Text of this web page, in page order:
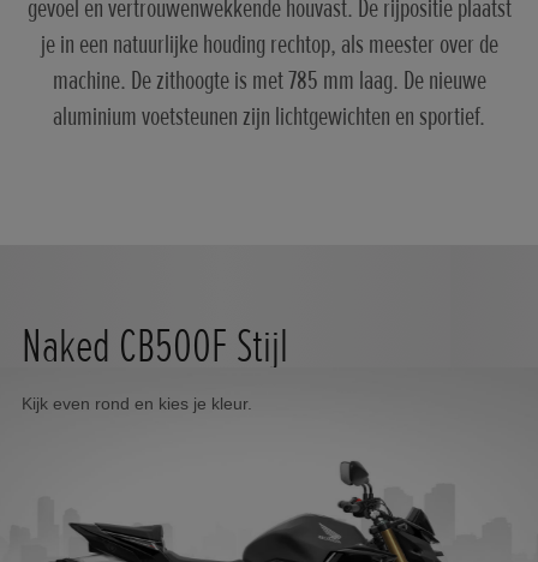
gevoel en vertrouwenwekkende houvast. De rijpositie plaatst
je in een natuurlijke houding rechtop, als meester over de
machine. De zithoogte is met 785 mm laag. De nieuwe
aluminium voetsteunen zijn lichtgewichten en sportief.
Naked CB500F Stijl
Kijk even rond en kies je kleur.